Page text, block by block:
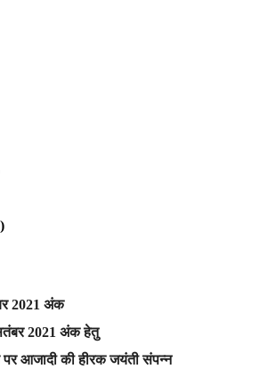
2021 अंक
2021 अंक हेतु
पर आजादी की हीरक जयंती संपन्न